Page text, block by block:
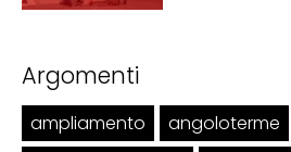
Argomenti
ampliamento
angoloterme